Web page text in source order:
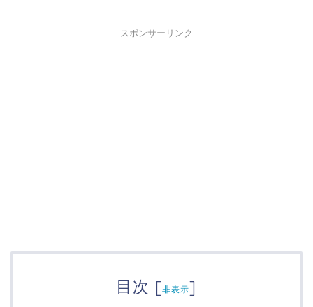
スポンサーリンク
目次 [非表示]